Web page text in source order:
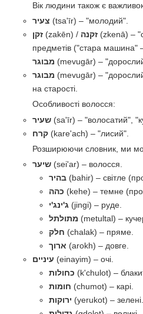
Вік людини також є
צעיר (tsa'īr) – "молодий".
זקן (zakēn) / זקנה (zkenā) –
מבוגר (mevugār) –
מבוגר (mevugār) –
на старості.
Особливості волосся:
שעיר (sa'īr) – "волосатий",
קרח (kare'ach) – "лисий".
Розширюючи словник, ми
שיער (sei'ar) – волосся.
בהיר (bahir) – світле
כהה (kehe) – темне (про
ג'ינג'י (jingi) – руде.
מתולתל (metultal) –
חלק (chalak) – пряме.
ארוך (arokh) – довге.
עיניים (einayim) – очі.
כחולות (k'chulot) –
חומות (chumot) – карі.
ירוקות (yerukot) – зелені.